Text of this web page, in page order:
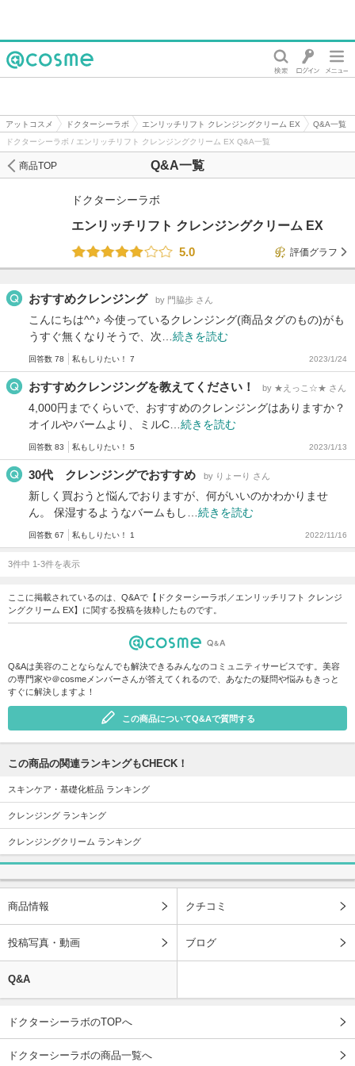
アットコスメ ドクターシーラボ エンリッチリフト クレンジングクリーム EX
Q&A一覧
ドクターシーラボ / エンリッチリフト クレンジングクリーム EX Q&A一覧
Q&A一覧
商品TOP
ドクターシーラボ
エンリッチリフト クレンジングクリーム EX
5.0
評価グラフ
おすすめクレンジング by 門脇歩 さん
こんにちは^^♪ 今使っているクレンジング(商品タグのもの)がも
うすぐ無くなりそうで、次… 続きを読む
回答数 78 私もしりたい！ 7 2023/1/24
おすすめクレンジングを教えてください！ by ★えっこ☆★ さん
4,000円までくらいで、おすすめのクレンジングはありますか？
オイルやバームより、ミルC… 続きを読む
回答数 83 私もしりたい！ 5 2023/1/13
30代 クレンジングでおすすめ by りょーり さん
新しく買おうと悩んでおりますが、何がいいのかわかりませ
ん。 保湿するようなバームもし… 続きを読む
回答数 67 私もしりたい！ 1 2022/11/16
3件中 1-3件を表示
ここに掲載されているのは、Q&Aで【ドクターシーラボ／エンリッチリフト クレンジ
ングクリーム EX】に関する投稿を抜粋したものです。
Q&Aは美容のことならなんでも解決できるみんなのコミュニティサービスです。美容
の専門家や＠cosmeメンバーさんが答えてくれるので、あなたの疑問や悩みもきっと
すぐに解決しますよ！
この商品についてQ&Aで質問する
この商品の関連ランキングもCHECK！
スキンケア・基礎化粧品 ランキング
クレンジング ランキング
クレンジングクリーム ランキング
商品情報 クチコミ
投稿写真・動画 ブログ
Q&A
ドクターシーラボのTOPへ
ドクターシーラボの商品一覧へ